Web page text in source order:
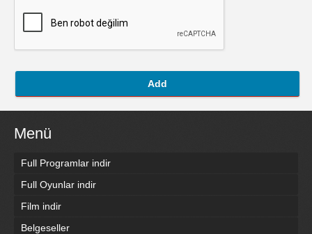
Add
Menü
Full Programlar indir
Full Oyunlar indir
Film indir
Belgeseller